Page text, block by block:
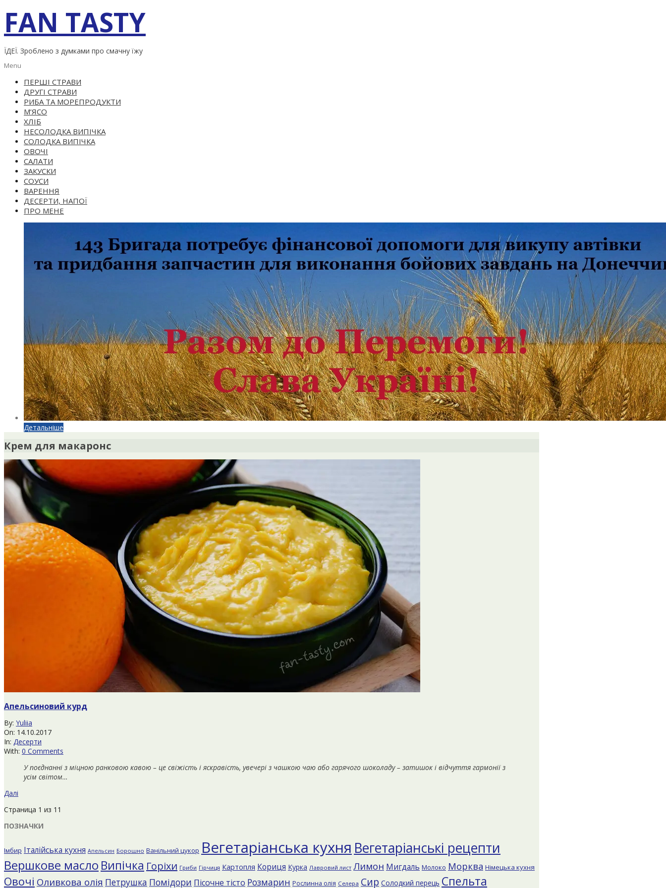
content
FAN TASTY
ЇДЕЇ. Зроблено з думками про смачну їжу
Primary
Menu
Menu
ПЕРШІ СТРАВИ
ДРУГІ СТРАВИ
РИБА ТА МОРЕПРОДУКТИ
М’ЯСО
ХЛІБ
НЕСОЛОДКА ВИПІЧКА
СОЛОДКА ВИПІЧКА
ОВОЧІ
САЛАТИ
ЗАКУСКИ
СОУСИ
ВАРЕННЯ
ДЕСЕРТИ, НАПОЇ
ПРО МЕНЕ
Детальніше
Крем для макаронс
Апельсиновий курд
2017-
10-
14
By: Yuliia
On: 14.10.2017
In: Десерти
With: 0 Comments
У поєднанні з міцною ранковою кавою – це свіжість і яскравість, увечері з чашкою чаю або гарячого шоколаду – затишок і відчуття гармонії з
усім світом…
Далі
Страница 1 из 1 1
ПОЗНАЧКИ
Імбир Італійська кухня Апельсин Борошно Ванільний цукор Вегетаріанська кухня Вегетаріанські рецепти
Вершкове масло Випічка Горіхи Гриби Гірчиця Картопля Кориця Курка Лавровий лист Лимон Мигдаль Молоко Морква Німецька кухня
Овочі Оливкова олія Петрушка Помідори Пісочне тісто Розмарин Рослинна олія Селера Сир Солодкий перець Спельта